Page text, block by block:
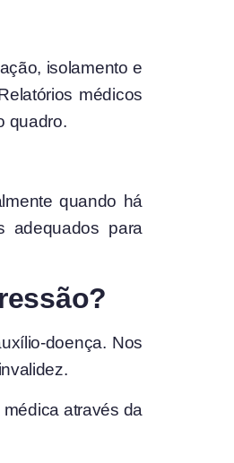
isolamento e
médicos
quadro.
quando há
adequados para
doença. Nos
através da